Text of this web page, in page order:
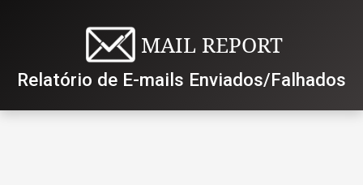
MAIL REPORT
Relatório de E-mails Enviados/Falhados